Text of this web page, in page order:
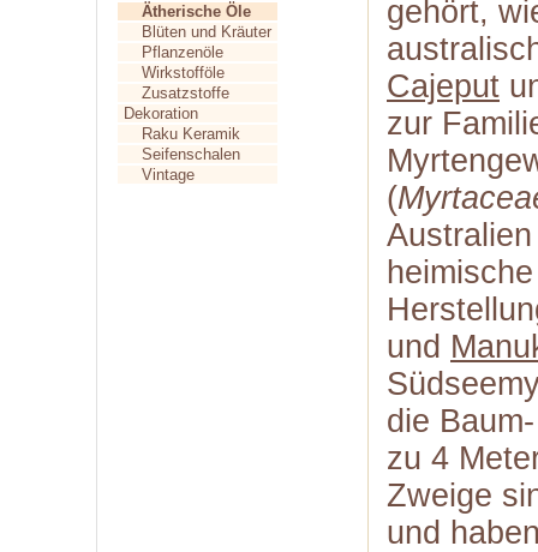
Ätherische Öle
Blüten und Kräuter
Pflanzenöle
Wirkstofföle
Zusatzstoffe
Dekoration
Raku Keramik
Seifenschalen
Vintage
gehört,
Cajeput
zur
(
und
die
zu 4
Zweige
und